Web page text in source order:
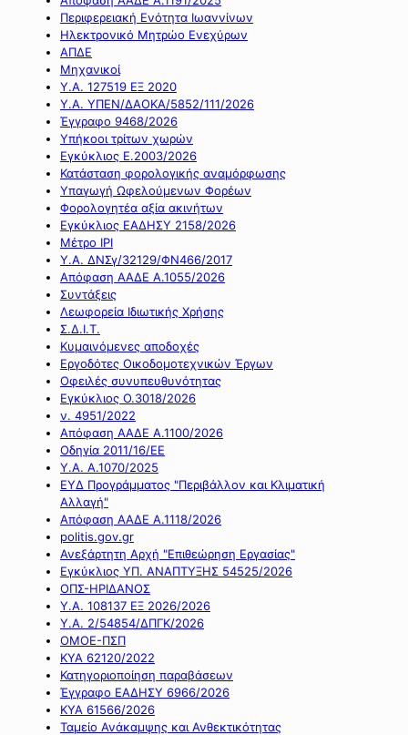
Περιφερειακή Ενότητα Ιωαννίνων
Ηλεκτρονικό Μητρώο Ενεχύρων
ΑΠΔΕ
Μηχανικοί
Υ.Α. 127519 ΕΞ 2020
Υ.Α. ΥΠΕΝ/ΔΑΟΚΑ/5852/111/2026
Έγγραφο 9468/2026
Υπήκοοι τρίτων χωρών
Εγκύκλιος Ε.2003/2026
Κατάσταση φορολογικής αναμόρφωσης
Υπαγωγή Ωφελούμενων Φορέων
Φορολογητέα αξία ακινήτων
Εγκύκλιος ΕΑΔΗΣΥ 2158/2026
Μέτρο IPI
Υ.Α. ΔΝΣγ/32129/ΦΝ466/2017
Απόφαση ΑΑΔΕ Α.1055/2026
Συντάξεις
Λεωφορεία Ιδιωτικής Χρήσης
Σ.Δ.Ι.Τ.
Κυμαινόμενες αποδοχές
Εργοδότες Οικοδομοτεχνικών Έργων
Οφειλές συνυπευθυνότητας
Εγκύκλιος Ο.3018/2026
ν. 4951/2022
Απόφαση ΑΑΔΕ Α.1100/2026
Οδηγία 2011/16/ΕΕ
Υ.Α. Α.1070/2025
ΕΥΔ Προγράμματος "Περιβάλλον και Κλιματική
Αλλαγή"
Απόφαση ΑΑΔΕ Α.1118/2026
politis.gov.gr
Ανεξάρτητη Αρχή "Επιθεώρηση Εργασίας"
Εγκύκλιος ΥΠ. ΑΝΑΠΤΥΞΗΣ 54525/2026
ΟΠΣ-ΗΡΙΔΑΝΟΣ
Υ.Α. 108137 ΕΞ 2026/2026
Υ.Α. 2/54854/ΔΠΓΚ/2026
ΟΜΟΕ-ΠΣΠ
ΚΥΑ 62120/2022
Κατηγοριοποίηση παραβάσεων
Έγγραφο ΕΑΔΗΣΥ 6966/2026
ΚΥΑ 61566/2026
Ταμείο Ανάκαμψης και Ανθεκτικότητας